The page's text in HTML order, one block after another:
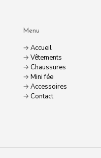
Menu
→ Accueil
→ Vêtements
→ Chaussures
→ Mini fée
→ Accessoires
→ Contact